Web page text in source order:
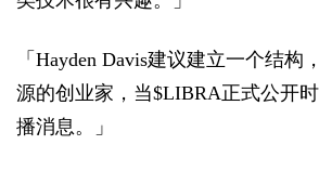
「Hayden Davis建议建立一个结构
源的创业家，当$LIBRA正式公开
播消息。」